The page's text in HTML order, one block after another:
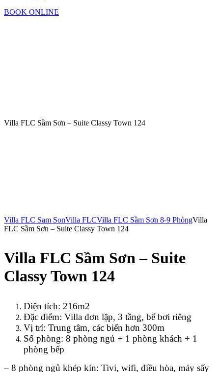
BOOK ONLINE
Villa FLC Sầm Sơn – Suite Classy Town 124
Villa FLC Sam SonVilla FLCVilla FLC Sầm Sơn 8-9 PhòngVilla
FLC Sầm Sơn – Suite Classy Town 124
Villa FLC Sầm Sơn – Suite
Classy Town 124
Diện tích: 216m2
Đặc điểm: Villa đơn lập, 3 tầng, bể bơi riêng
Vị trí: Trung tâm, các biển hơn 300m
Số phòng: 8 phòng ngủ + 1 phòng khách + 1
phòng bếp
– 8 phòng ngủ khép kín: Tivi, wifi, điều hòa, máy sấy